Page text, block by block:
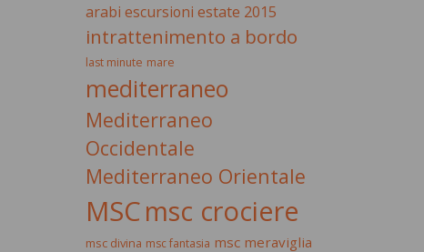
arabi escursioni estate 2015
intrattenimento a bordo
last minute mare
mediterraneo
Mediterraneo
Occidentale
Mediterraneo Orientale
MSCmsc crociere
msc divina msc fantasia msc meraviglia